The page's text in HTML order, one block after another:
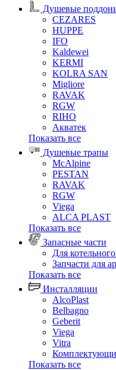
Душевые
CEZARES
HUPPE
IFO
Kaldewei
KERMI
KOLRA SAN
Migliore
RAVAK
RGW
RIHO
Акватек
Показать все
Душевые трапы
McAlpine
PESTAN
RAVAK
RGW
Viega
АLCA PLAST
Показать все
Запасные части
Для
Запчасти для
Показать все
Инсталляции
AlcoPlast
Belbagno
Geberit
Viega
Vitra
Показать все